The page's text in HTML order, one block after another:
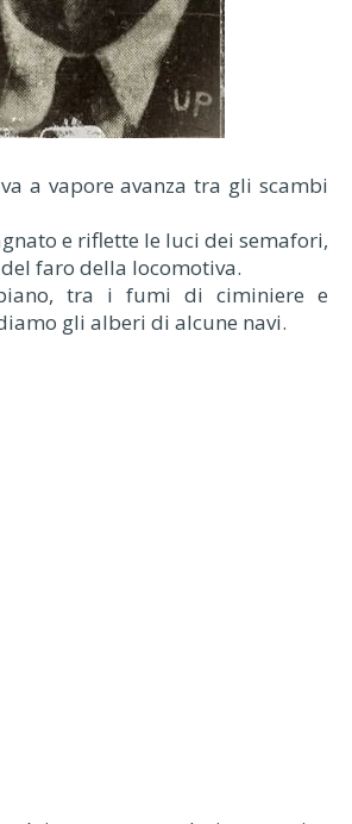
a vapore avanza tra gli scambi
e riflette le luci dei semafori,
faro della locomotiva.
tra i fumi di ciminiere e
gli alberi di alcune navi.